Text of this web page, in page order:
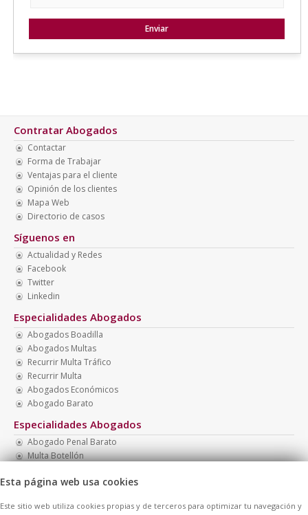
Contratar Abogados
Contactar
Forma de Trabajar
Ventajas para el cliente
Opinión de los clientes
Mapa Web
Directorio de casos
Síguenos en
Actualidad y Redes
Facebook
Twitter
Linkedin
Especialidades Abogados
Abogados Boadilla
Abogados Multas
Recurrir Multa Tráfico
Recurrir Multa
Abogados Económicos
Abogado Barato
Especialidades Abogados
Abogado Penal Barato
Multa Botellón
Abogado Menores
Abogado Barato Divorcio
Esta página web usa cookies
Este sitio web utiliza cookies propias y de terceros para optimizar tu navegación y